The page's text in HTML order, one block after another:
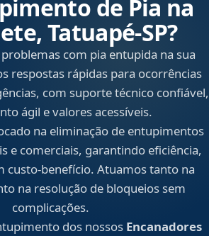
de Pia na
Tatuapé‑SP?
com pia entupida na sua
respostas rápidas para ocorrências
com suporte técnico confiável,
ágil e valores acessíveis.
na eliminação de entupimentos
e comerciais, garantindo eficiência,
custo-benefício. Atuamos tanto na
na resolução de bloqueios sem
complicações.
dos nossos Encanadores